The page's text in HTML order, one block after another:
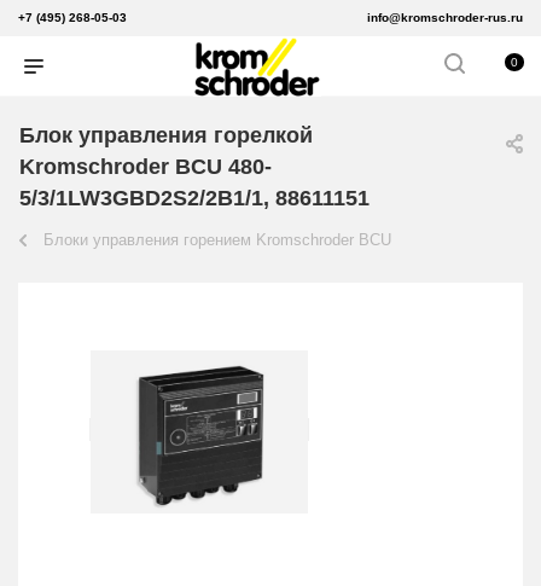
+7 (495) 268-05-03 info@kromschroder-rus.ru
0
Блок управления горелкой
Kromschroder BCU 480-
5/3/1LW3GBD2S2/2B1/1, 88611151
Блоки управления горением Kromschroder BCU